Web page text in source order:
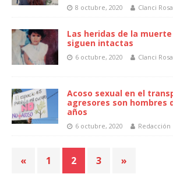
8 octubre, 2020 Clanci Rosa
Las heridas de la
siguen intactas
6 octubre, 2020 Clanci Rosa
Acoso sexual en el
agresores son hombres
años
6 octubre, 2020 Redacción
« 1 2 3 »